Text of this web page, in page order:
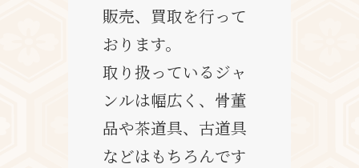
販売、買取を行って
おります。
取り扱っているジャ
ンルは幅広く、骨董
品や茶道具、古道具
などはもちろんです